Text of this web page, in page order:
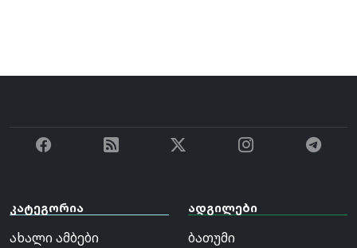
კატეგორია
ახალი ამბები
ადგილები
ბათუმი